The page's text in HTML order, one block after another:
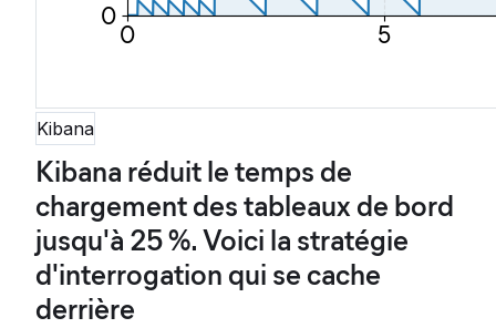
Kibana
Kibana réduit le temps de
chargement des tableaux de bord
jusqu'à 25 %. Voici la stratégie
d'interrogation qui se cache
derrière